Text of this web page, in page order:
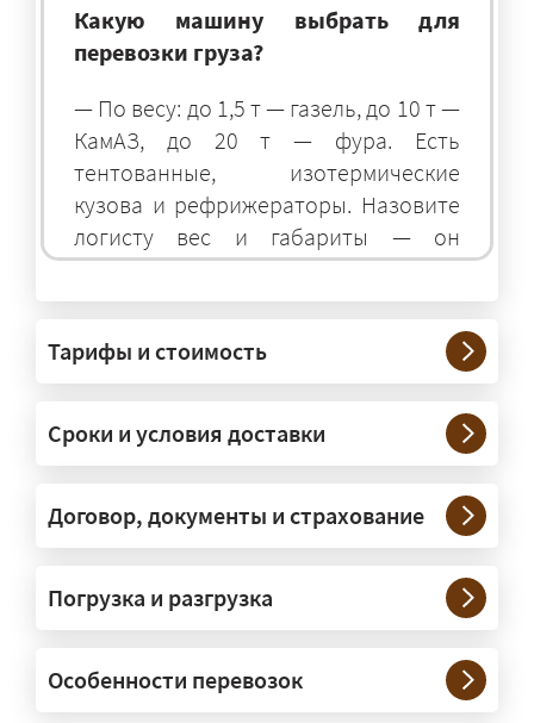
Какую машину выбрать для
перевозки груза?
— По весу: до 1,5 т — газель, до 10 т —
КамАЗ, до 20 т — фура. Есть
тентованные, изотермические
кузова и рефрижераторы. Назовите
логисту вес и габариты — он
подберёт оптимальный транспорт.
— Штатно — от 100 кг до 20 тонн.
Мелкие партии едут догрузом,
крупные — отдельной машиной.
Тяжеловесы 30–90 т организуем
через проверенных партнёров.
России?
межгородних перевозках по всей
Тарифы и стоимость
Сроки и условия доставки
Договор, документы и страхование
Погрузка и разгрузка
Особенности перевозок